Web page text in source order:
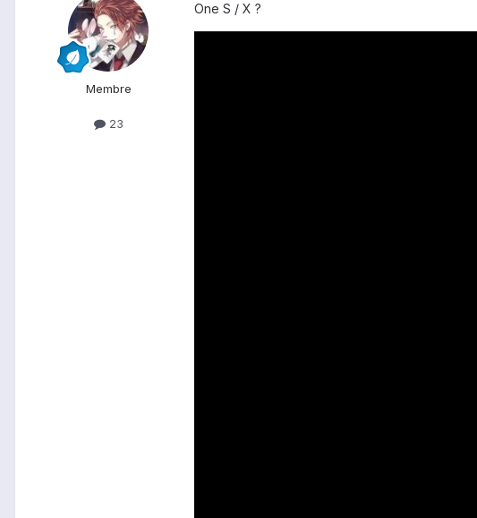
Membre
23
One S / X ?